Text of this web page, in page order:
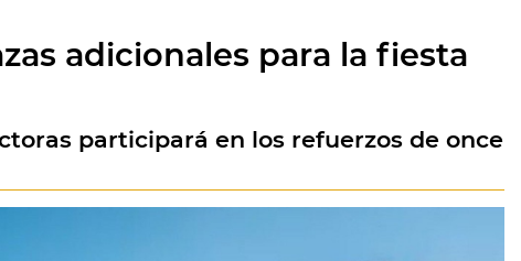
adicionales para la fiesta
participará en los refuerzos de once